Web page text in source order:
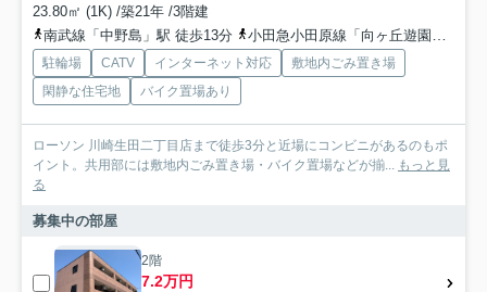
23.80㎡ (1K) /築21年 /3階建
南武線「中野島」駅 徒歩13分
小田急小田原線「向ヶ丘遊園」駅 徒歩21分
駐輪場 CATV インターネット対応
敷地内ごみ置き場
閑静な住宅地
バイク置場あり
ローソン 川崎生田二丁目店まで徒歩3分と近場にコンビニがあるのもポ
イント。共用部には敷地内ごみ置き場・バイク置場などが揃... もっと見
る
募集中の部屋
2階
7.2万円